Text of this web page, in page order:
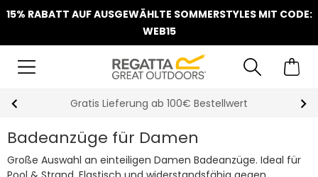
15% RABATT AUF AUSGEWÄHLTE SOMMERSTYLES MIT CODE:
WEB15
Klarna Sofortüberweisung & Rechnung verfügbar
Badeanzüge für Damen
Große Auswahl an einteiligen Damen Badeanzüge. Ideal für